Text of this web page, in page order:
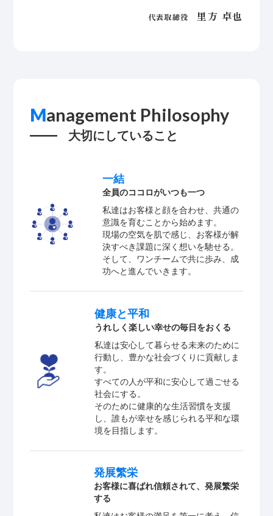
代表取締役 里方 卓也
Management Philosophy
大切にしていること
一結
全員のココロがいつも一つ
私達はお客様と顔を合わせ、共通の
意識を育むことから始めます。
現場の空気を肌で感じ、お客様が解
決すべき課題に深く想いを馳せる。
そして、ワンチームで共に歩み、成
功へと進んでいきます。
健康と平和
うれしく楽しい幸せの毎日をおくる
私達は安心して暮らせる未来のために
行動し、豊かな社会づくりに貢献しま
す。
すべての人が平和に安心して過ごせる
社会にする。
そのために健康的な生活習慣を支援
し、誰もが幸せを感じられる平和な環
境を目指します。
発展繁栄
お客様に喜ばれ信頼されて、発展繁栄
する